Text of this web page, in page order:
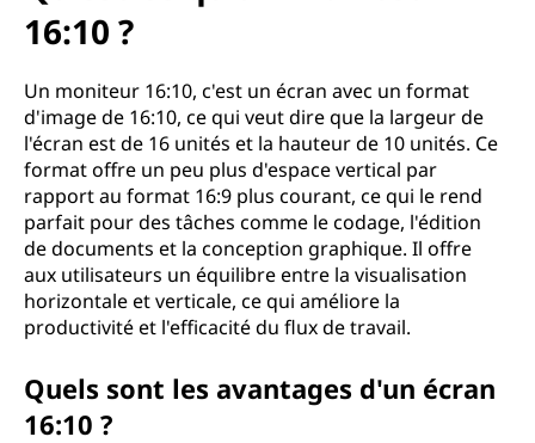
n
16:10 ?
Un moniteur 16:10, c'est un écran avec un format
d'image de 16:10, ce qui veut dire que la largeur de
l'écran est de 16 unités et la hauteur de 10 unités. Ce
format offre un peu plus d'espace vertical par
rapport au format 16:9 plus courant, ce qui le rend
parfait pour des tâches comme le codage, l'édition
de documents et la conception graphique. Il offre
aux utilisateurs un équilibre entre la visualisation
horizontale et verticale, ce qui améliore la
productivité et l'efficacité du flux de travail.
Quels sont les avantages d'un écran
16:10 ?